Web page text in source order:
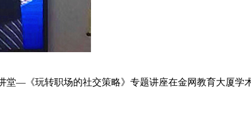
堂—《玩转职场的社交策略》专题讲座在金网教育大厦学